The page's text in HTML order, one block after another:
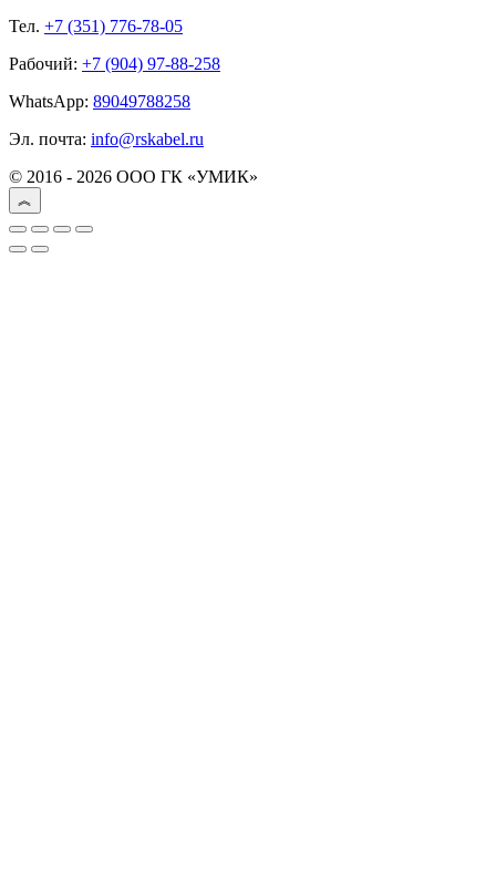
Тел. +7 (351) 776-78-05
Рабочий: +7 (904) 97-88-258
WhatsApp: 89049788258
Эл. почта: info@rskabel.ru
© 2016 - 2026 ООО ГК «УМИК»